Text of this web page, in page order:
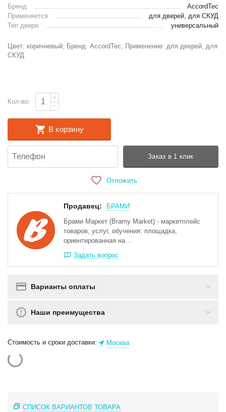
Бренд
AccordTec
Применяется
для дверей, для СКУД
Тип двери
универсальный
Цвет: коричневый; Бренд: AccordTec; Применение: для дверей, для
СКУД
Кол-во:
+
−
В корзину
Заказ в 1 клик
Отложить
Продавец:
БРАМИ
Брами Маркет (Bramy Market) - маркетплейс
товаров, услуг, обучения: площадка,
ориентированная на...
Задать вопрос
Варианты оплаты
Наши преимущества
Стоимость и сроки доставки: Москва
СПИСОК ВАРИАНТОВ ТОВАРА